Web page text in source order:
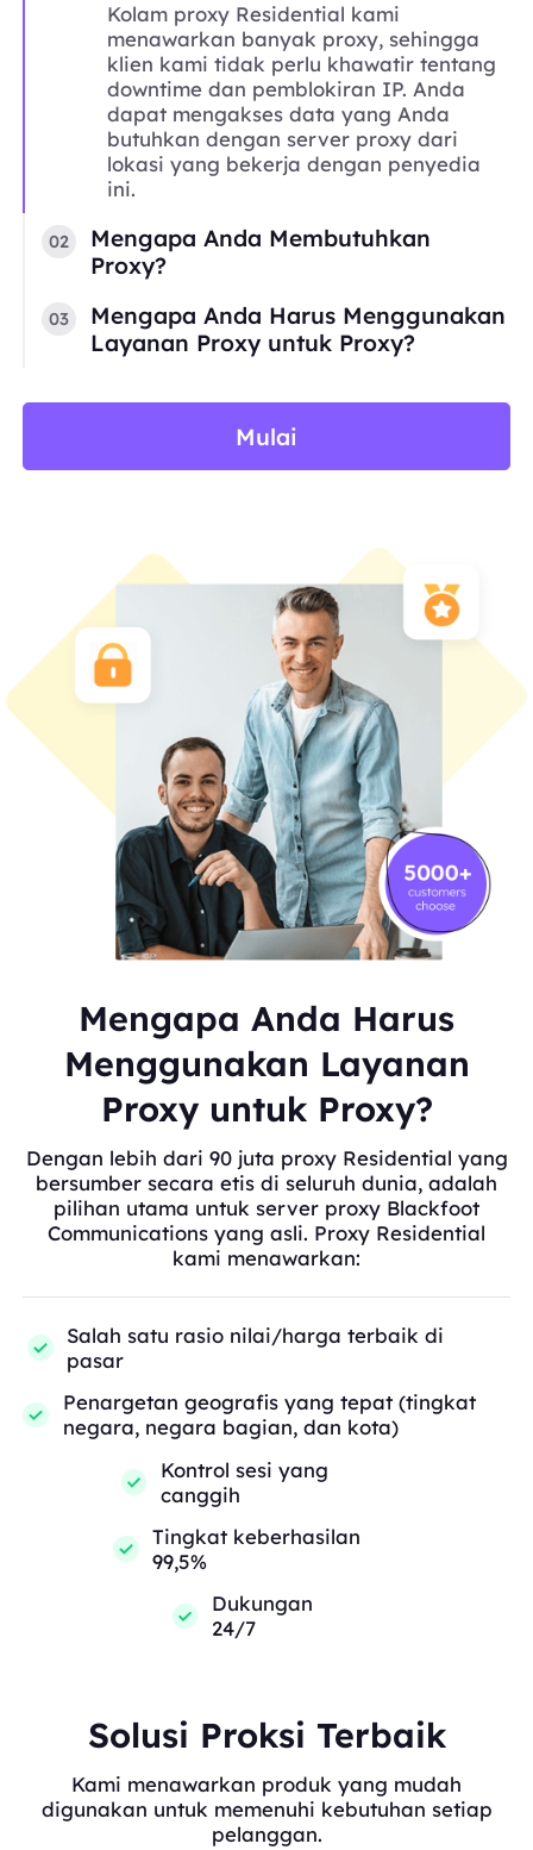
Kolam proxy Residential kami
menawarkan banyak proxy, sehingga
klien kami tidak perlu khawatir tentang
downtime dan pemblokiran IP. Anda
dapat mengakses data yang Anda
butuhkan dengan server proxy dari
lokasi yang bekerja dengan penyedia
ini.
02
Mengapa Anda Membutuhkan
Proxy?
03
Mengapa Anda Harus Menggunakan
Layanan Proxy untuk Proxy?
Mulai
Mengapa Anda Harus
Menggunakan Layanan
Proxy untuk Proxy?
Dengan lebih dari 90 juta proxy Residential yang
bersumber secara etis di seluruh dunia, adalah
pilihan utama untuk server proxy Blackfoot
Communications yang asli. Proxy Residential
kami menawarkan:
Salah satu rasio nilai/harga terbaik di
pasar
Penargetan geografis yang tepat (tingkat
negara, negara bagian, dan kota)
Kontrol sesi yang
canggih
Tingkat keberhasilan
99,5%
Dukungan
24/7
Solusi Proksi Terbaik
Kami menawarkan produk yang mudah
digunakan untuk memenuhi kebutuhan setiap
pelanggan.